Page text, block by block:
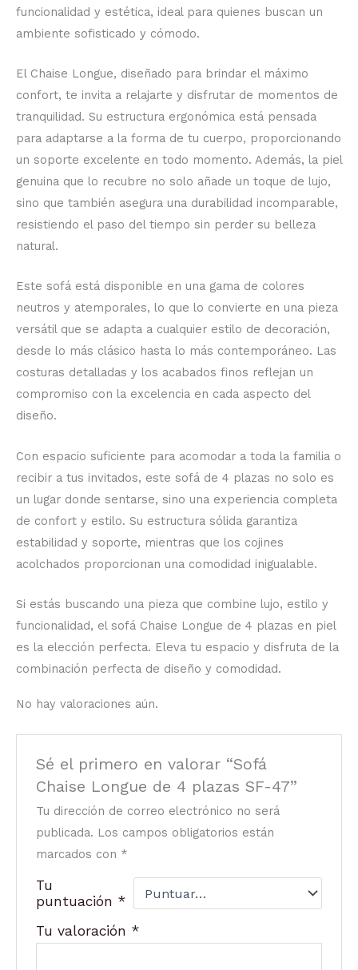
funcionalidad y estética, ideal para quienes buscan un
ambiente sofisticado y cómodo.
El Chaise Longue, diseñado para brindar el máximo
confort, te invita a relajarte y disfrutar de momentos de
tranquilidad. Su estructura ergonómica está pensada
para adaptarse a la forma de tu cuerpo, proporcionando
un soporte excelente en todo momento. Además, la piel
genuina que lo recubre no solo añade un toque de lujo,
sino que también asegura una durabilidad incomparable,
resistiendo el paso del tiempo sin perder su belleza
natural.
Este sofá está disponible en una gama de colores
neutros y atemporales, lo que lo convierte en una pieza
versátil que se adapta a cualquier estilo de decoración,
desde lo más clásico hasta lo más contemporáneo. Las
costuras detalladas y los acabados finos reflejan un
compromiso con la excelencia en cada aspecto del
diseño.
Con espacio suficiente para acomodar a toda la familia o
recibir a tus invitados, este sofá de 4 plazas no solo es
un lugar donde sentarse, sino una experiencia completa
de confort y estilo. Su estructura sólida garantiza
estabilidad y soporte, mientras que los cojines
acolchados proporcionan una comodidad inigualable.
Si estás buscando una pieza que combine lujo, estilo y
funcionalidad, el sofá Chaise Longue de 4 plazas en piel
es la elección perfecta. Eleva tu espacio y disfruta de la
combinación perfecta de diseño y comodidad.
No hay valoraciones aún.
Sé el primero en valorar “Sofá
Chaise Longue de 4 plazas SF-47”
Tu dirección de correo electrónico no será
publicada. Los campos obligatorios están
marcados con *
Tu
puntuación *
Tu valoración *